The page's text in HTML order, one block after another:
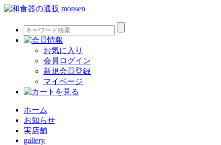
お気に入り
会員ログイン
新規会員登録
マイページ
ホーム
お知らせ
実店舗
gallery